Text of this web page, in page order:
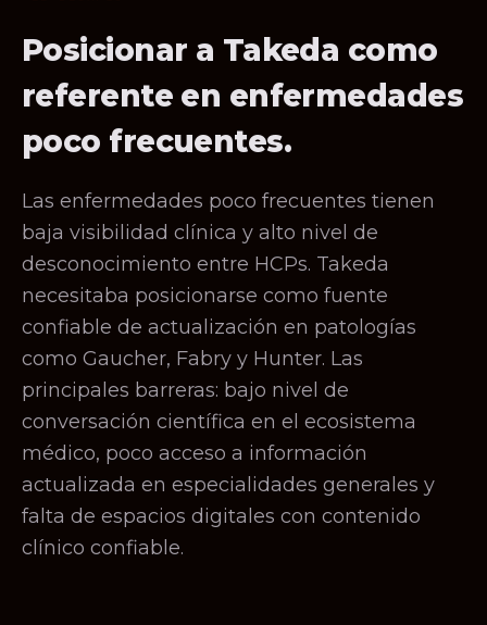
Posicionar a Takeda como
referente en enfermedades
poco frecuentes.
Las enfermedades poco frecuentes tienen
baja visibilidad clínica y alto nivel de
desconocimiento entre HCPs. Takeda
necesitaba posicionarse como fuente
confiable de actualización en patologías
como Gaucher, Fabry y Hunter. Las
principales barreras: bajo nivel de
conversación científica en el ecosistema
médico, poco acceso a información
actualizada en especialidades generales y
falta de espacios digitales con contenido
clínico confiable.